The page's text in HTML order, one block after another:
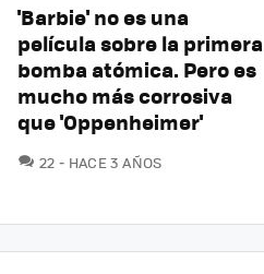
'Barbie' no es una
película sobre la primera
bomba atómica. Pero es
mucho más corrosiva
que 'Oppenheimer'
22 COMENTARIOS
HACE 3 AÑOS